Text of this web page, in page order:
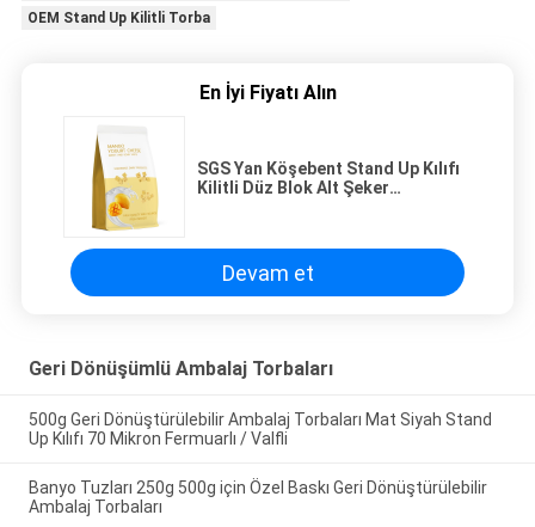
OEM Stand Up Kilitli Torba
En İyi Fiyatı Alın
SGS Yan Köşebent Stand Up Kılıfı
Kilitli Düz Blok Alt Şeker
Devam et
Geri Dönüşümlü Ambalaj Torbaları
500g Geri Dönüştürülebilir Ambalaj Torbaları Mat Siyah Stand
Up Kılıfı 70 Mikron Fermuarlı / Valfli
Banyo Tuzları 250g 500g için Özel Baskı Geri Dönüştürülebilir
Ambalaj Torbaları